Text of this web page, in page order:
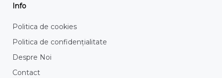
Info
Politica de cookies
Politica de confidențialitate
Despre Noi
Contact